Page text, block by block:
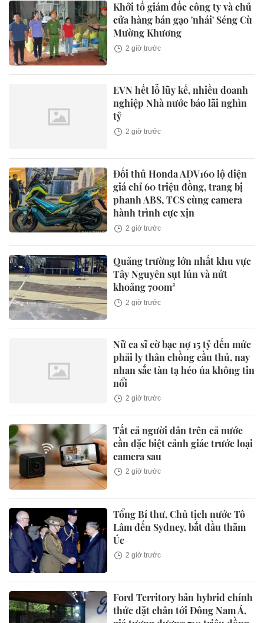
Khởi tố giám đốc công ty và chủ
cửa hàng bán gạo 'nhái' Séng Cù
Mường Khương
2 giờ trước
EVN hết lỗ lũy kế, nhiều doanh
nghiệp Nhà nước báo lãi nghìn
tỷ
2 giờ trước
Đối thủ Honda ADV160 lộ diện
giá chỉ 60 triệu đồng, trang bị
phanh ABS, TCS cùng camera
hành trình cực xịn
2 giờ trước
Quảng trường lớn nhất khu vực
Tây Nguyên sụt lún và nứt
khoảng 700m²
2 giờ trước
Nữ ca sĩ cờ bạc nợ 15 tỷ đến mức
phải ly thân chồng cầu thủ, nay
nhan sắc tàn tạ héo úa không tin
nổi
2 giờ trước
Tất cả người dân trên cả nước
cần đặc biệt cảnh giác trước loại
camera sau
2 giờ trước
Tổng Bí thư, Chủ tịch nước Tô
Lâm đến Sydney, bắt đầu thăm
Úc
2 giờ trước
Ford Territory bản hybrid chính
thức đặt chân tới Đông Nam Á,